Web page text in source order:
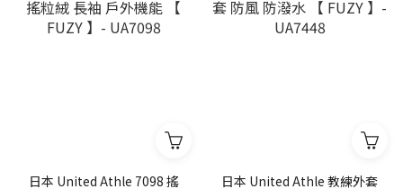
日本 United Athle 7098 搖 日本 United Athle 教練外套